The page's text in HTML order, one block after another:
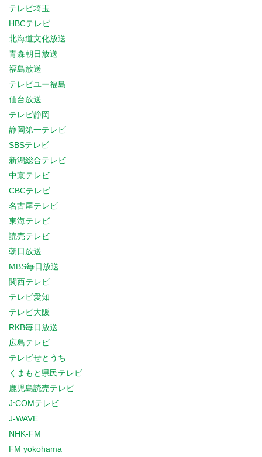
テレビ埼玉
HBCテレビ
北海道文化放送
青森朝日放送
福島放送
テレビユー福島
仙台放送
テレビ静岡
静岡第一テレビ
SBSテレビ
新潟総合テレビ
中京テレビ
CBCテレビ
名古屋テレビ
東海テレビ
読売テレビ
朝日放送
MBS毎日放送
関西テレビ
テレビ愛知
テレビ大阪
RKB毎日放送
広島テレビ
テレビせとうち
くまもと県民テレビ
鹿児島読売テレビ
J:COMテレビ
J-WAVE
NHK-FM
FM yokohama